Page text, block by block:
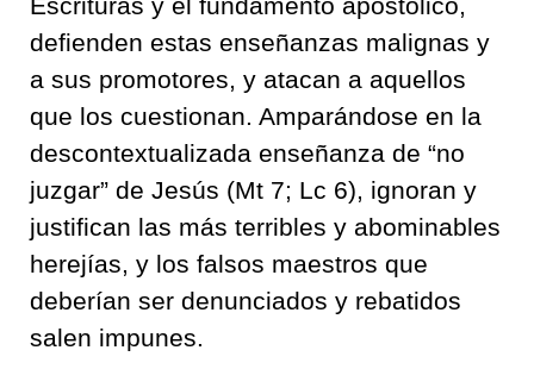
defienden estas enseñanzas malignas y
a sus promotores, y atacan a aquellos
que los cuestionan. Amparándose en la
descontextualizada enseñanza de “no
juzgar” de Jesús (Mt 7; Lc 6), ignoran y
justifican las más terribles y abominables
herejías, y los falsos maestros que
deberían ser denunciados y rebatidos
salen impunes.